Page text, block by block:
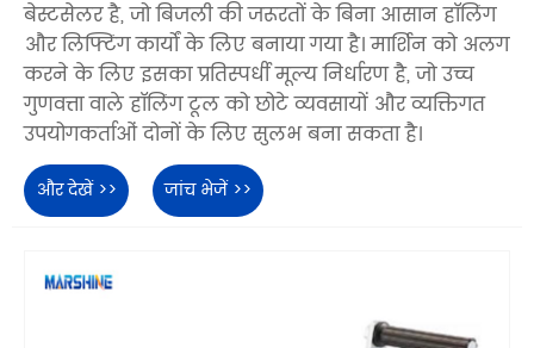
बेस्टसेलर है, जो बिजली की जरूरतों के बिना आसान हॉलिंग
और लिफ्टिंग कार्यों के लिए बनाया गया है। मार्शिन को अलग
करने के लिए इसका प्रतिस्पर्धी मूल्य निर्धारण है, जो उच्च
गुणवत्ता वाले हॉलिंग टूल को छोटे व्यवसायों और व्यक्तिगत
उपयोगकर्ताओं दोनों के लिए सुलभ बना सकता है।
और देखें >> जांच भेजें >>